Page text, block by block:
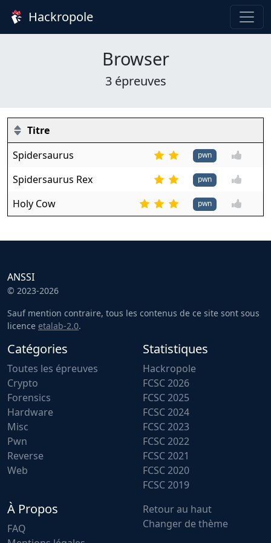
Hackropole
Browser
3 épreuves
Titre
Spidersaurus
pwn
Spidersaurus Rex pwn
Holy Cow pwn
ANSSI
© 2023-2026
Sauf mention contraire, tous les contenus de ce site sont sous
licence etalab-2.0.
Catégories
Toutes les épreuves
Crypto
Forensics
Hardware
Misc
Pwn
Reverse
Web
Statistiques
Hackropole
FCSC 2026
FCSC 2025
FCSC 2024
FCSC 2023
FCSC 2022
FCSC 2021
FCSC 2020
FCSC 2019
À Propos
FAQ
Retour au haut
Changer de thème